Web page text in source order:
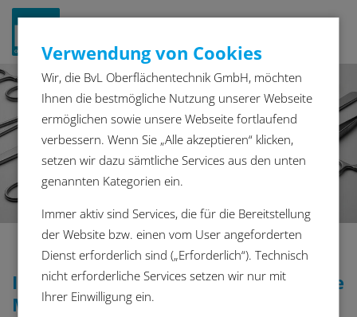
Industrielle Reinigungsanlagen für die
Medizintechnik
Verwendung von Cookies
Wir, die BvL Oberflächentechnik GmbH, möchten
Ihnen die bestmögliche Nutzung unserer Webseite
ermöglichen sowie unsere Webseite fortlaufend
verbessern. Wenn Sie „Alle akzeptieren“ klicken,
setzen wir dazu sämtliche Services aus den unten
genannten Kategorien ein.
Immer aktiv sind Services, die für die Bereitstellung
der Website bzw. einen vom User angeforderten
Dienst erforderlich sind („Erforderlich“). Technisch
nicht erforderliche Services setzen wir nur mit
Ihrer Einwilligung ein.